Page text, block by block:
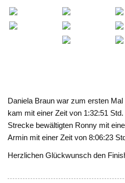
Daniela Braun war zum ersten
kam mit einer Zeit von 1:32:51
Strecke bewältigten Ronny mit
Armin mit einer Zeit von 8:06:23
Herzlichen Glückwunsch den